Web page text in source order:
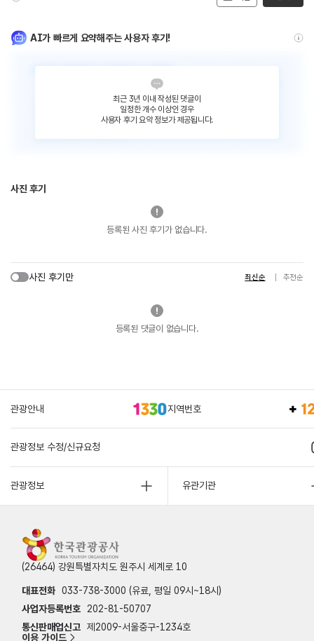
AI가 빠르게 요약해주는 사용자 후기!
최근 3년 이내 작성된 댓글이
일정한 개수 이상인 경우
사용자 후기 요약 정보가 제공됩니다.
사진 후기
등록된 사진 후기가 없습니다.
사진 후기만 최신순 추천순
등록된 댓글이 없습니다.
관광안내 지역번호
관광정보 수정/신규요청
관광정보 유관기관
(26464) 강원특별자치도 원주시 세계로 10
대표전화 033-738-3000 (유료, 평일 09시~18시)
사업자등록번호
202-81-50707
통신판매업신고 제2009-서울중구-1234호
이용 가이드